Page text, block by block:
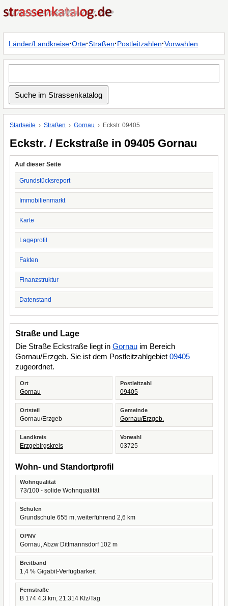
Länder/Landkreise·Orte·Straßen·Postleitzahlen·Vorwahlen
Startseite Straßen Gornau Eckstr. 09405
Eckstr. / Eckstraße in 09405 Gornau
Auf dieser Seite
Grundstücksreport
Immobilienmarkt
Karte
Lageprofil
Fakten
Finanzstruktur
Datenstand
Straße und Lage
Die Straße Eckstraße liegt in Gornau im Bereich
Gornau/Erzgeb. Sie ist dem Postleitzahlgebiet 09405
zugeordnet.
Ort
Gornau
Postleitzahl
09405
Ortsteil
Gornau/Erzgeb
Gemeinde
Gornau/Erzgeb.
Landkreis
Erzgebirgskreis
Vorwahl
03725
Wohn- und Standortprofil
Wohnqualität
73/100 - solide Wohnqualität
Schulen
Grundschule 655 m, weiterführend 2,6 km
ÖPNV
Gornau, Abzw Dittmannsdorf 102 m
Breitband
1,4 % Gigabit-Verfügbarkeit
Fernstraße
B 174 4,3 km, 21.314 Kfz/Tag